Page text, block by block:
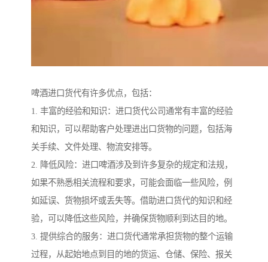
啤酒进口货代有许多优点，包括：
1. 丰富的经验和知识：进口货代公司通常有丰富的经验
和知识，可以帮助客户处理进出口货物的问题，包括海
关手续、文件处理、物流安排等。
2. 降低风险：进口啤酒涉及到许多复杂的规定和法规，
如果不熟悉相关流程和要求，可能会面临一些风险，例
如延误、货物损坏或丢失等。借助进口货代的知识和经
验，可以降低这些风险，并确保货物顺利到达目的地。
3. 提供综合的服务：进口货代通常承担货物的整个运输
过程，从起始地点到目的地的货运、仓储、保险、报关